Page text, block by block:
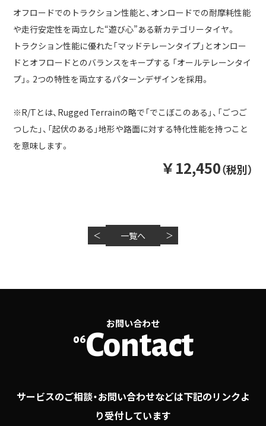
オフロードでのトラクション性能と、オンロードでの耐摩耗性能
や走行安定性を両立した“遊び心”ある新カテゴリータイヤ。
トラクション性能に優れた「マッドテレーンタイプ」とオンロー
ドとオフロードとのバランスをキープする 「オールテレーンタイ
プ」。2つの特性を両立するパターンデザインを採用。
※R/Tとは、Rugged Terrainの略で「でこぼこのある」、「ごつご
つした」、「起伏のある」地形や路面に対する特化性能を持つこと
を意味します。
￥12,450（税別）
＜ 一覧へ ＞
お問い合わせ
06Contact
サービスのご相談・お問い合わせなどは下記のリンクよ
り受付しています